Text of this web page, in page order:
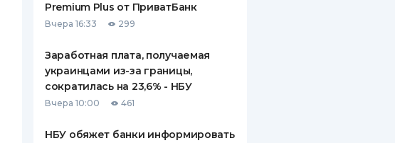
Premium Plus от ПриватБанк
Вчера 16:33 299
Заработная плата, получаемая
украинцами из-за границы,
сократилась на 23,6% - НБУ
Вчера 10:00 461
НБУ обяжет банки информировать